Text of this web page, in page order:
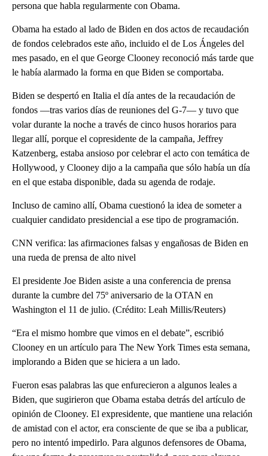
persona que habla regularmente con Obama.
Obama ha estado al lado de Biden en dos actos de recaudación
de fondos celebrados este año, incluido el de Los Ángeles del
mes pasado, en el que George Clooney reconoció más tarde que
le había alarmado la forma en que Biden se comportaba.
Biden se despertó en Italia el día antes de la recaudación de
fondos —tras varios días de reuniones del G-7— y tuvo que
volar durante la noche a través de cinco husos horarios para
llegar allí, porque el copresidente de la campaña, Jeffrey
Katzenberg, estaba ansioso por celebrar el acto con temática de
Hollywood, y Clooney dijo a la campaña que sólo había un día
en el que estaba disponible, dada su agenda de rodaje.
Incluso de camino allí, Obama cuestionó la idea de someter a
cualquier candidato presidencial a ese tipo de programación.
CNN verifica: las afirmaciones falsas y engañosas de Biden en
una rueda de prensa de alto nivel
El presidente Joe Biden asiste a una conferencia de prensa
durante la cumbre del 75º aniversario de la OTAN en
Washington el 11 de julio. (Crédito: Leah Millis/Reuters)
“Era el mismo hombre que vimos en el debate”, escribió
Clooney en un artículo para The New York Times esta semana,
implorando a Biden que se hiciera a un lado.
Fueron esas palabras las que enfurecieron a algunos leales a
Biden, que sugirieron que Obama estaba detrás del artículo de
opinión de Clooney. El expresidente, que mantiene una relación
de amistad con el actor, era consciente de que se iba a publicar,
pero no intentó impedirlo. Para algunos defensores de Obama,